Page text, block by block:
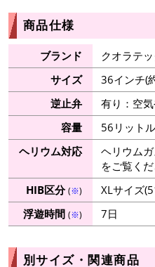
商品仕様
ブランド
クオラテ
サイズ
36インチ(
逆止弁
有り：空
容量
56リットル
ヘリウム対応
ヘリウム
をご覧くだ
HIB区分(※)
XLサイズ
浮遊時間 (※) 7日
別サイズ・関連商品